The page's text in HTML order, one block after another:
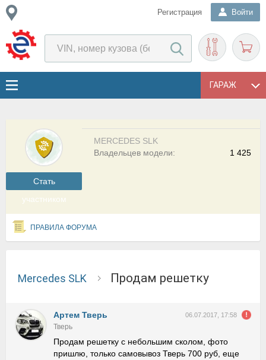
Регистрация Войти
ГАРАЖ
Cтать
участником
MERCEDES SLK
1 425
Владельцев модели:
ПРАВИЛА ФОРУМА
Mercedes SLK Продам решетку
Артем Тверь 06.07.2017, 17:58
Тверь
Продам решетку с небольшим сколом, фото
пришлю, только самовывоз Тверь 700 руб, еще